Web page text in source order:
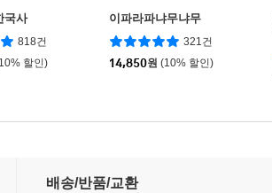
국사
818건
할인)
이파라파냐무냐무
321건
14,850원 (10% 할인)
배송/반품/교환